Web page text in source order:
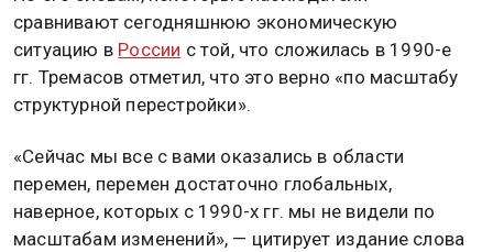
сравнивают сегодняшнюю экономическую
ситуацию в России с той, что сложилась в 1990-е
гг. Тремасов отметил, что это верно «по масштабу
структурной перестройки».
«Сейчас мы все с вами оказались в области
перемен, перемен достаточно глобальных,
наверное, которых с 1990-х гг. мы не видели по
масштабам изменений», — цитирует издание слова